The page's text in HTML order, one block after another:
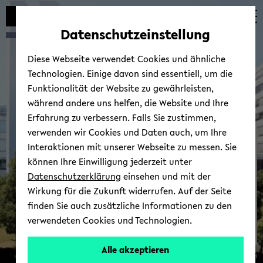
avoid
content
zum
wechseln
zum
wechseln
zum
wechseln
Projects
© Uni­ver­sität Biele­feld
Datenschutzeinstellung
Diese Webseite verwendet Cookies und ähnliche
Technologien. Einige davon sind essentiell, um die
Funktionalität der Website zu gewährleisten,
während andere uns helfen, die Website und Ihre
Erfahrung zu verbessern. Falls Sie zustimmen,
verwenden wir Cookies und Daten auch, um Ihre
Interaktionen mit unserer Webseite zu messen. Sie
können Ihre Einwilligung jederzeit unter
Datenschutzerklärung einsehen und mit der
Wirkung für die Zukunft widerrufen. Auf der Seite
finden Sie auch zusätzliche Informationen zu den
verwendeten Cookies und Technologien.
Alle akzeptieren